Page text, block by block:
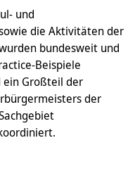
und
die Aktivitäten der
bundesweit und
Beispiele
ein Großteil der
der